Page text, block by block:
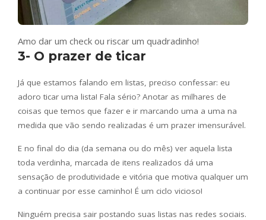
Amo dar um check ou riscar um quadradinho!
3- O prazer de ticar
Já que estamos falando em listas, preciso confessar: eu
adoro ticar uma lista! Fala sério? Anotar as milhares de
coisas que temos que fazer e ir marcando uma a uma na
medida que vão sendo realizadas é um prazer imensurável.
E no final do dia (da semana ou do mês) ver aquela lista
toda verdinha, marcada de itens realizados dá uma
sensação de produtividade e vitória que motiva qualquer um
a continuar por esse caminho! É um ciclo vicioso!
Ninguém precisa sair postando suas listas nas redes sociais.